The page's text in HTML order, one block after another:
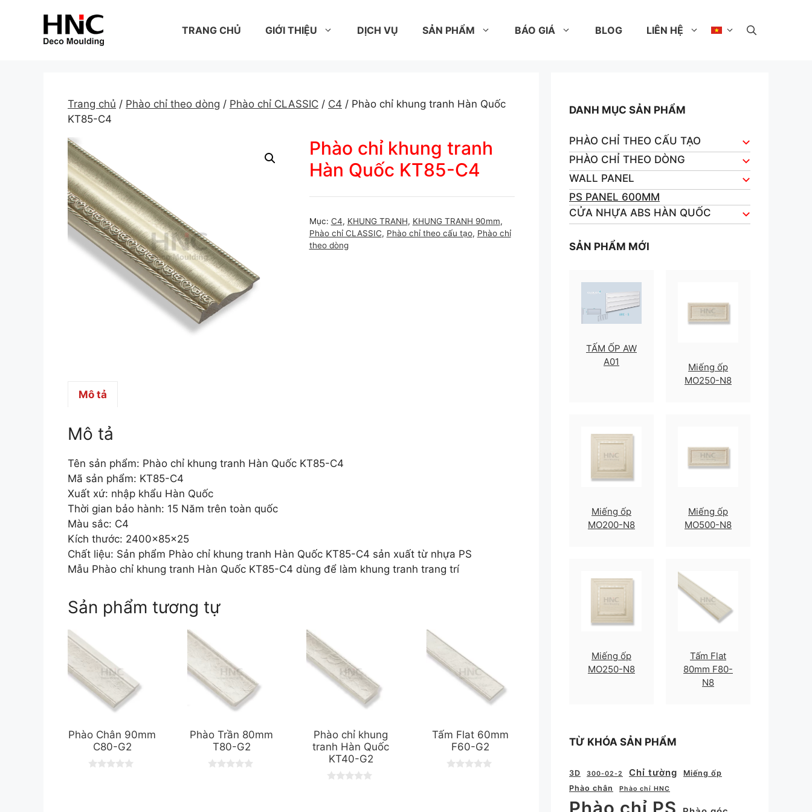
TRANG CHỦ GIỚI THIỆU DỊCH VỤ SẢN PHẨM BÁO GIÁ BLOG LIÊN HỆ
Trang chủ / Phào chỉ theo dòng / Phào chỉ CLASSIC / C4 / Phào chỉ khung tranh Hàn Quốc
KT85-C4
Phào chỉ khung tranh
Hàn Quốc KT85-C4
Mục: C4, KHUNG TRANH, KHUNG TRANH 90mm,
Phào chỉ CLASSIC, Phào chỉ theo cấu tạo, Phào chỉ
theo dòng
Mô tả
Mô tả
Tên sản phẩm: Phào chỉ khung tranh Hàn Quốc KT85-C4
Mã sản phẩm: KT85-C4
Xuất xứ: nhập khẩu Hàn Quốc
Thời gian bảo hành: 15 Năm trên toàn quốc
Màu sắc: C4
Kích thước: 2400x85x25
Chất liệu: Sản phẩm Phào chỉ khung tranh Hàn Quốc KT85-C4 sản xuất từ nhựa PS
Mẫu Phào chỉ khung tranh Hàn Quốc KT85-C4 dùng để làm khung tranh trang trí
Sản phẩm tương tự
Phào Chân 90mm
C80-G2
Phào Trần 80mm
T80-G2
Phào chỉ khung
tranh Hàn Quốc
KT40-G2
Tấm Flat 60mm
F60-G2
DANH MỤC SẢN PHẨM
PHÀO CHỈ THEO CẤU TẠO
PHÀO CHỈ THEO DÒNG
WALL PANEL
PS PANEL 600MM
CỬA NHỰA ABS HÀN QUỐC
SẢN PHẨM MỚI
TẤM ỐP AW
A01
Miếng ốp
MO250-N8
Miếng ốp
MO200-N8
Miếng ốp
MO500-N8
Miếng ốp
MO250-N8
Tấm Flat
80mm F80-
N8
TỪ KHÓA SẢN PHẨM
3D 300-02-2 Chỉ tường
Miếng ốp
Phào chân
Phào chỉ HNC